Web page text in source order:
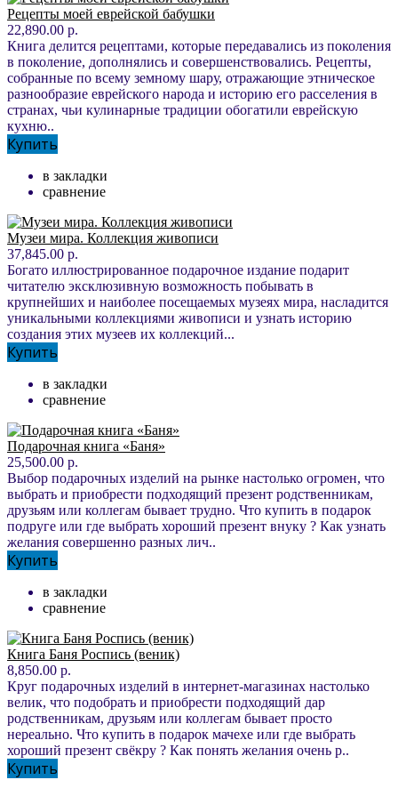
Рецепты моей еврейской бабушки
22,890.00 р.
Книга делится рецептами, которые передавались из поколения
в поколение, дополнялись и совершенствовались. Рецепты,
собранные по всему земному шару, отражающие этническое
разнообразие еврейского народа и историю его расселения в
странах, чьи кулинарные традиции обогатили еврейскую
кухню..
Купить
в закладки
сравнение
Музеи мира. Коллекция живописи
37,845.00 р.
Богато иллюстрированное подарочное издание подарит
читателю эксклюзивную возможность побывать в
крупнейших и наиболее посещаемых музеях мира, насладится
уникальными коллекциями живописи и узнать историю
создания этих музеев их коллекций...
Купить
в закладки
сравнение
Подарочная книга «Баня»
25,500.00 р.
Выбор подарочных изделий на рынке настолько огромен, что
выбрать и приобрести подходящий презент родственникам,
друзьям или коллегам бывает трудно. Что купить в подарок
подруге или где выбрать хороший презент внуку ? Как узнать
желания совершенно разных лич..
Купить
в закладки
сравнение
Книга Баня Роспись (веник)
8,850.00 р.
Круг подарочных изделий в интернет-магазинах настолько
велик, что подобрать и приобрести подходящий дар
родственникам, друзьям или коллегам бывает просто
нереально. Что купить в подарок мачехе или где выбрать
хороший презент свёкру ? Как понять желания очень р..
Купить